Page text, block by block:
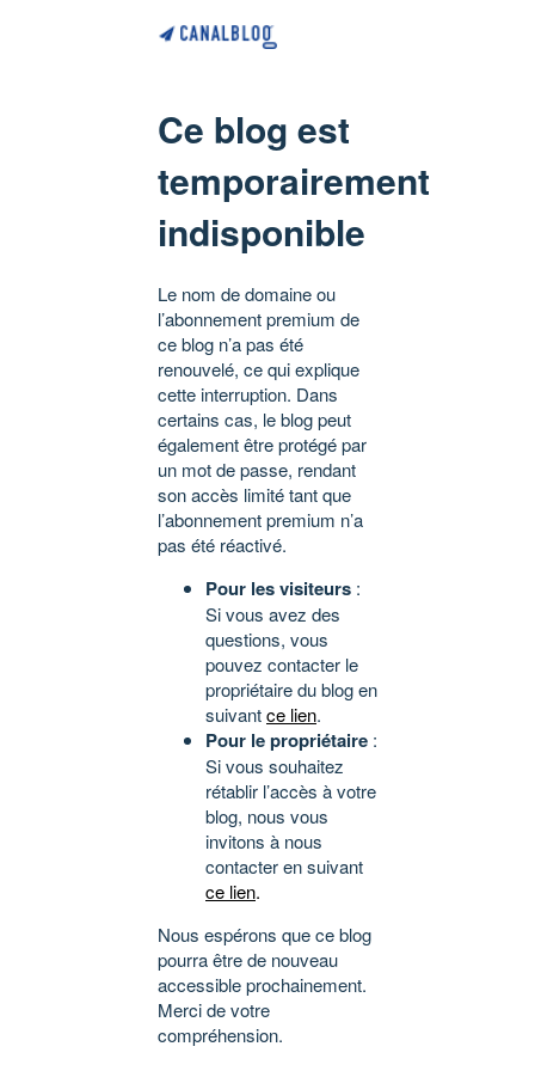
Ce blog est
temporairement
indisponible
Le nom de domaine ou
l’abonnement premium de
ce blog n’a pas été
renouvelé, ce qui explique
cette interruption. Dans
certains cas, le blog peut
également être protégé par
un mot de passe, rendant
son accès limité tant que
l’abonnement premium n’a
pas été réactivé.
Pour les visiteurs :
Si vous avez des
questions, vous
pouvez contacter le
propriétaire du blog en
suivantce lien.
Pour le propriétaire :
Si vous souhaitez
rétablir l’accès à votre
blog, nous vous
invitons à nous
contacter en suivant
ce lien.
Nous espérons que ce blog
pourra être de nouveau
accessible prochainement.
Merci de votre
compréhension.